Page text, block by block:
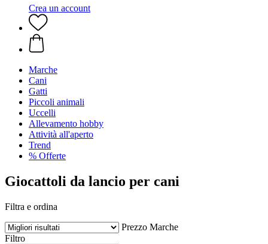
Crea un account
Marche
Cani
Gatti
Piccoli animali
Uccelli
Allevamento hobby
Attività all'aperto
Trend
% Offerte
Giocattoli da lancio per cani
Filtra e ordina
Prezzo Marche
Filtro